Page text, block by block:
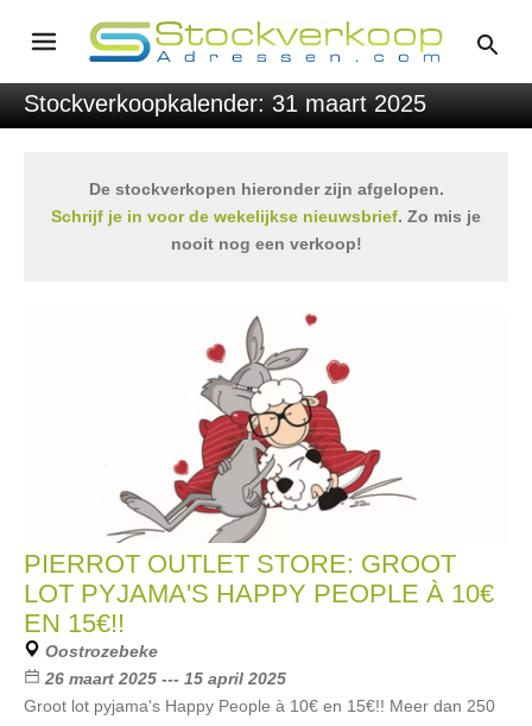
Stockverkoopkalender: 31 maart 2025
De stockverkopen hieronder zijn afgelopen.
Schrijf je in voor de wekelijkse nieuwsbrief. Zo mis je
nooit nog een verkoop!
PIERROT OUTLET STORE: GROOT
LOT PYJAMA'S HAPPY PEOPLE À 10€
EN 15€!!
Oostrozebeke
26 maart 2025 --- 15 april 2025
Groot lot pyjama's Happy People à 10€ en 15€!! Meer dan 250